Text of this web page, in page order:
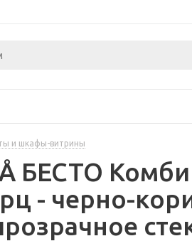
и шкафы-витрины
БЕСТО
- черно-